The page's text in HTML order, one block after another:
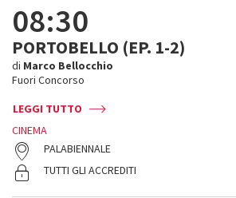
08:30
PORTOBELLO (EP. 1-2)
di Marco Bellocchio
Fuori Concorso
LEGGI TUTTO
CINEMA
PALABIENNALE
TUTTI GLI ACCREDITI